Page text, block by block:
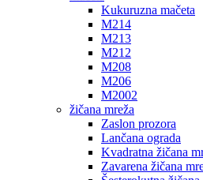
Kukuruzna mačeta
M214
M213
M212
M208
M206
M2002
žičana mreža
Zaslon prozora
Lančana ograda
Kvadratna žičana
Zavarena žičana